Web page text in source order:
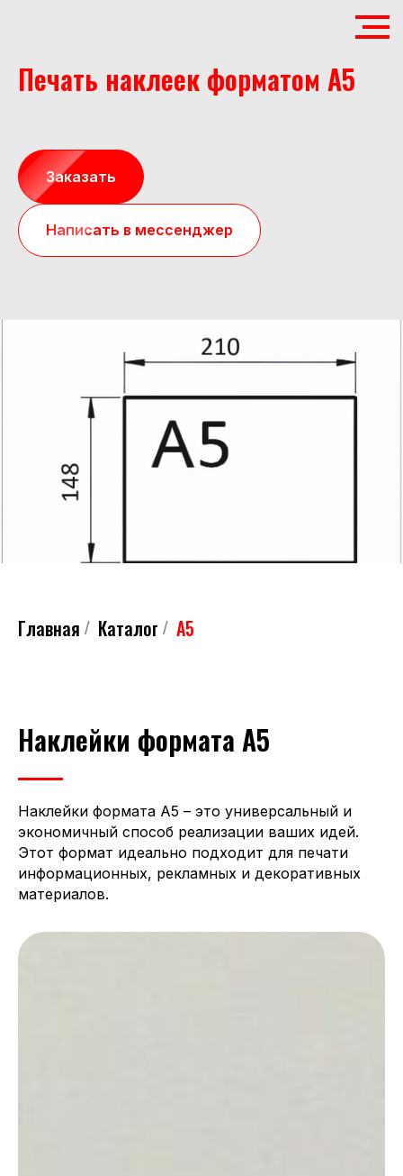
Печать наклеек форматом А5
Заказать
Написать в мессенджер
Главная / Каталог / А5
Наклейки формата А5
Наклейки формата А5 – это универсальный и
экономичный способ реализации ваших идей.
Этот формат идеально подходит для печати
информационных, рекламных и декоративных
материалов.